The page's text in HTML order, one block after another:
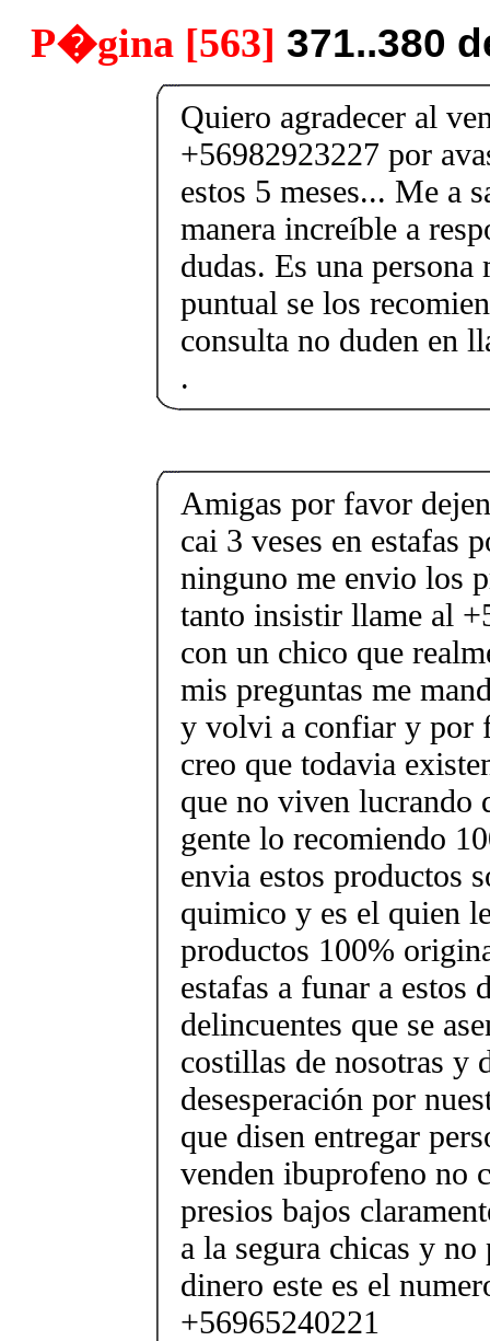
P�gina [563] 371..380
Quiero agradecer al
+56982923227 por
estos 5 meses... Me a
manera increíble a
dudas. Es una
puntual se los
consulta no duden en
.
Amigas por favor
cai 3 veses en estafas
ninguno me envio los
tanto insistir llame al
con un chico que
mis preguntas me
y volvi a confiar y por
creo que todavia
que no viven lucrando
gente lo recomiendo
envia estos productos
quimico y es el quien
productos 100%
estafas a funar a estos
delincuentes que se
costillas de nosotras y
desesperación por
que disen entregar
venden ibuprofeno no
presios bajos
a la segura chicas y no
dinero este es el
+56965240221